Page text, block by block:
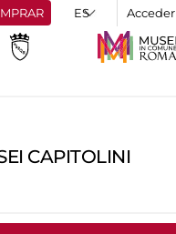
Acceder
CAPITOLINI